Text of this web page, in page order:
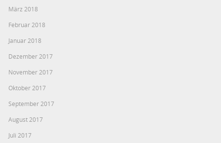
März 2018
Februar 2018
Januar 2018
Dezember 2017
November 2017
Oktober 2017
September 2017
August 2017
Juli 2017